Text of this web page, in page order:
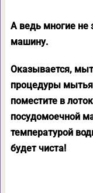
А ведь многие не
машину.
Оказывается,
процедуры мытья
поместите в
посудомоечной
температурой
будет чиста!